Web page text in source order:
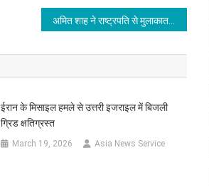
ईरान के मिसाइल हमले से उत्तरी इजराइल में बिजली
ग्रिड क्षतिग्रस्त
March 19, 2026 Asia News Service